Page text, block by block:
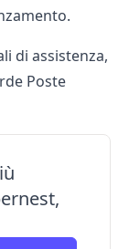
di assistenza,
Poste